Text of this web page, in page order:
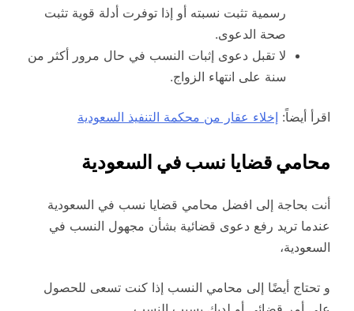
رسمية تثبت نسبته أو إذا توفرت أدلة قوية تثبت
صحة الدعوى.
لا تقبل دعوى إثبات النسب في حال مرور أكثر من
سنة على انتهاء الزواج.
اقرأ أيضاً: إخلاء عقار من محكمة التنفيذ السعودية
محامي قضايا نسب في السعودية
أنت بحاجة إلى افضل محامي قضايا نسب في السعودية
عندما تريد رفع دعوى قضائية بشأن مجهول النسب في
السعودية،
و تحتاج أيضًا إلى محامي النسب إذا كنت تسعى للحصول